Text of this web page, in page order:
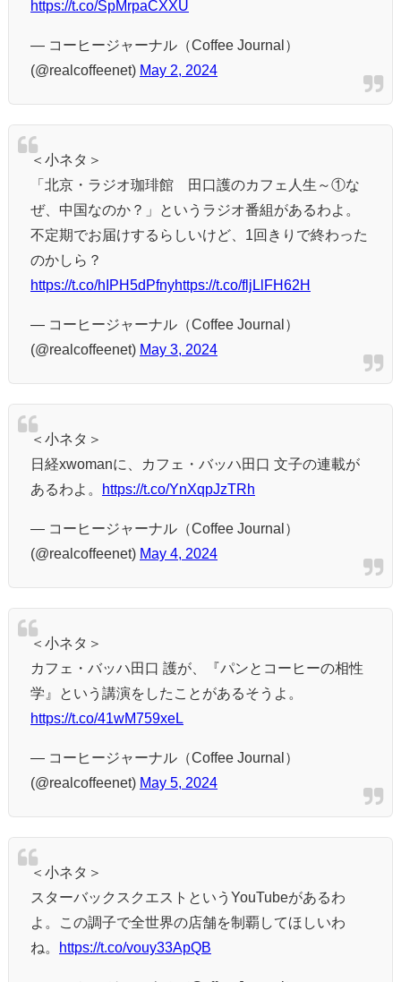
https://t.co/SpMrpaCXXU
— コーヒージャーナル（Coffee Journal）
(@realcoffeenet) May 2, 2024
＜小ネタ＞
「北京・ラジオ珈琲館 田口護のカフェ人生～①な
ぜ、中国なのか？」というラジオ番組があるわよ。
不定期でお届けするらしいけど、1回きりで終わった
のかしら？
https://t.co/hIPH5dPfnyhttps://t.co/fljLlFH62H
— コーヒージャーナル（Coffee Journal）
(@realcoffeenet) May 3, 2024
＜小ネタ＞
日経xwomanに、カフェ・バッハ田口 文子の連載が
あるわよ。
https://t.co/YnXqpJzTRh
— コーヒージャーナル（Coffee Journal）
(@realcoffeenet) May 4, 2024
＜小ネタ＞
カフェ・バッハ田口 護が、『パンとコーヒーの相性
学』という講演をしたことがあるそうよ。
https://t.co/41wM759xeL
— コーヒージャーナル（Coffee Journal）
(@realcoffeenet) May 5, 2024
＜小ネタ＞
スターバックスクエストというYouTubeがあるわ
よ。この調子で全世界の店舗を制覇してほしいわ
ね。
https://t.co/vouy33ApQB